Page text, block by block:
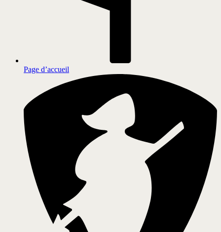
Page d’accueil